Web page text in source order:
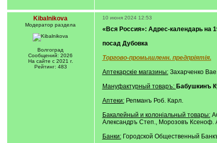
Kibalnikova
Модератор раздела
Волгоград
Сообщений: 2026
На сайте с 2021 г.
Рейтинг: 483
10 июня 2024 12:53
«Вся Россия»: Адрес-календарь на
посад Дубовка
Торгово-промышленн. предпріятія.
Аптекарскіе магазины:Захарченко
Мануфактурный товаръ: Бабушкинъ
Аптеки:Репманъ Роб. Карл.
Бакалейный и колоніальный товары:
Александръ Степ., Морозовъ Ксеноф.
Банки:Городской Общественный